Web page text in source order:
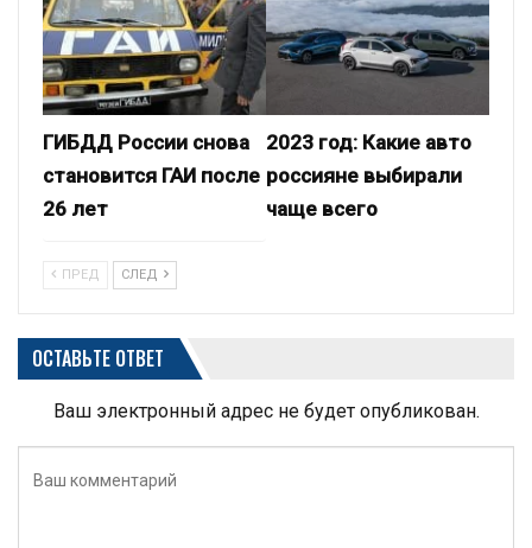
ГИБДД России снова
становится ГАИ после
26 лет
2023 год: Какие авто
россияне выбирали
чаще всего
ПРЕД СЛЕД
ОСТАВЬТЕ ОТВЕТ
Ваш электронный адрес не будет опубликован.